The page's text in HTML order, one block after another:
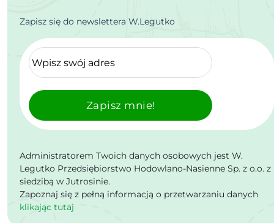
Zapisz się do newslettera W.Legutko
Zapisz mnie!
Administratorem Twoich danych osobowych jest W.
Legutko Przedsiębiorstwo Hodowlano-Nasienne Sp. z o.o. z
siedzibą w Jutrosinie.
Zapoznaj się z pełną informacją o przetwarzaniu danych
klikając tutaj